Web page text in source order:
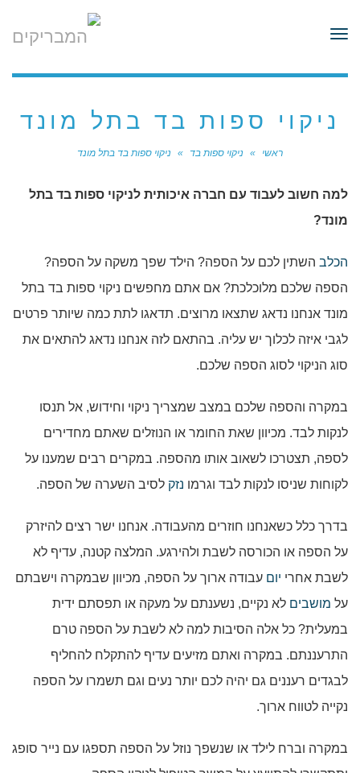
תפריט
ניקוי ספות בד בתל מונד
ראשי » ניקוי ספות בד » ניקוי ספות בד בתל מונד
למה חשוב לעבוד עם חברה איכותית לניקוי ספות בד בתל
מונד?
הכלב השתין לכם על הספה? הילד שפך משקה על הספה?
הספה שלכם מלוכלכת? אם אתם מחפשים ניקוי ספות בד בתל
מונד אנחנו נדאג שתצאו מרוצים. תדאגו לתת כמה שיותר פרטים
לגבי איזה לכלוך יש עליה. בהתאם לזה אנחנו נדאג להתאים את
סוג הניקוי לסוג הספה שלכם.
במקרה והספה שלכם במצב שמצריך ניקוי וחידוש, אל תנסו
לנקות לבד. מכיוון שאת החומר או הנוזלים שאתם מחדירים
לספה, תצטרכו לשאוב אותו מהספה. במקרים רבים שמענו על
לקוחות שניסו לנקות לבד וגרמו נזק לסיב השערה של הספה.
בדרך כלל כשאנחנו חוזרים מהעבודה. אנחנו ישר רצים להיזרק
על הספה או הכורסה לשבת ולהירגע. המלצה קטנה, עדיף לא
לשבת אחרי יום עבודה ארוך על הספה, מכיוון שבמקרה וישבתם
על מושבים לא נקיים, נשענתם על מעקה או תפסתם ידית
במעלית? כל אלה הסיבות למה לא לשבת על הספה טרם
התרעננתם. במקרה ואתם מזיעים עדיף להתקלח להחליף
לבגדים רעננים גם יהיה לכם יותר נעים וגם תשמרו על הספה
נקייה לטווח ארוך.
במקרה וברח לילד או שנשפך נוזל על הספה תספגו עם נייר סופג